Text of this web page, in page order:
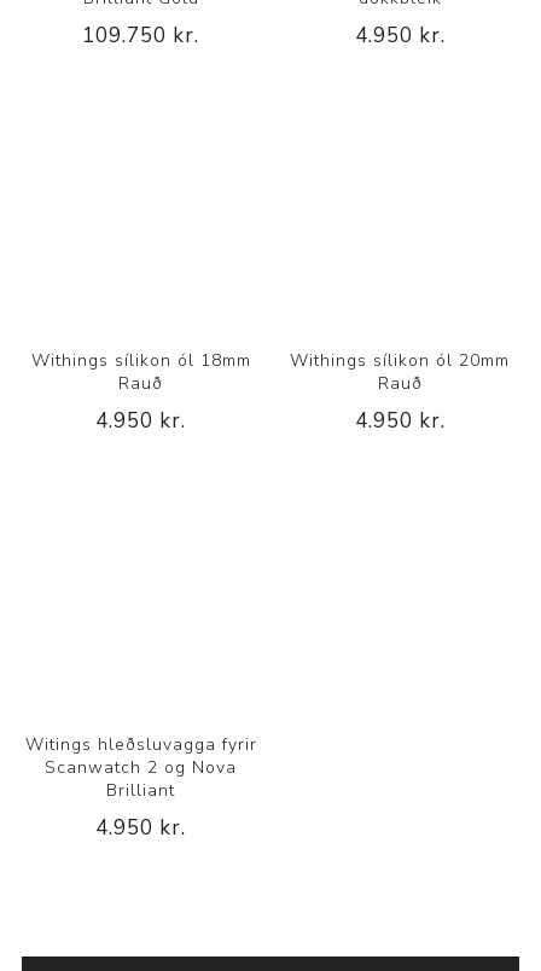
109.750 kr. 4.950 kr.
Withings sílikon ól 18mm
Rauð
4.950 kr.
Withings sílikon ól 20mm
Rauð
4.950 kr.
Witings hleðsluvagga fyrir
Scanwatch 2 og Nova
Brilliant
4.950 kr.